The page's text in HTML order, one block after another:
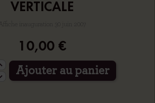
VERTICALE
Affiche inauguration 30 juin 2007
10,00 €
Ajouter au panier